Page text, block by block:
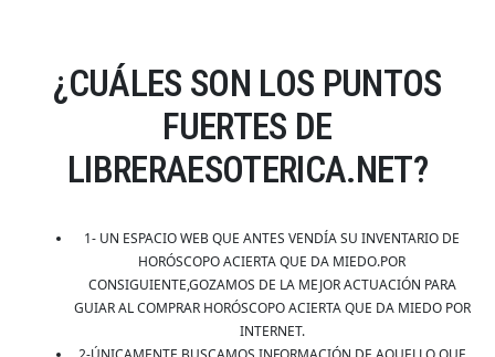
¿CUÁLES SON LOS PUNTOS
FUERTES DE
LIBRERAESOTERICA.NET?
1- UN ESPACIO WEB QUE ANTES VENDÍA SU INVENTARIO DE
HORÓSCOPO ACIERTA QUE DA MIEDO.POR
CONSIGUIENTE,GOZAMOS DE LA MEJOR ACTUACIÓN PARA
GUIAR AL COMPRAR HORÓSCOPO ACIERTA QUE DA MIEDO POR
INTERNET.